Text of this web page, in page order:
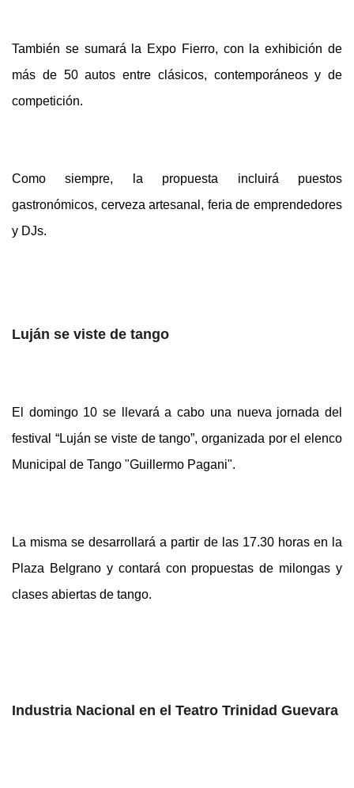
También se sumará la Expo Fierro, con la exhibición de
más de 50 autos entre clásicos, contemporáneos y de
competición.
Como siempre, la propuesta incluirá puestos
gastronómicos, cerveza artesanal, feria de emprendedores
y DJs.
Luján se viste de tango
El domingo 10 se llevará a cabo una nueva jornada del
festival “Luján se viste de tango”, organizada por el elenco
Municipal de Tango "Guillermo Pagani".
La misma se desarrollará a partir de las 17.30 horas en la
Plaza Belgrano y contará con propuestas de milongas y
clases abiertas de tango.
Industria Nacional en el Teatro Trinidad Guevara